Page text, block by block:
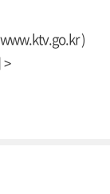
www.ktv.go.kr)
>